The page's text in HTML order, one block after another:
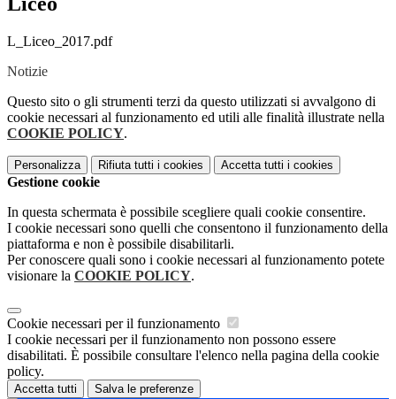
L_Liceo_2017.pdf
Notizie
Questo sito o gli strumenti terzi da questo utilizzati si avvalgono di
cookie necessari al funzionamento ed utili alle finalità illustrate nella
COOKIE POLICY.
Personalizza Rifiuta tutti i cookies Accetta tutti i cookies
Gestione cookie
In questa schermata è possibile scegliere quali cookie consentire.
I cookie necessari sono quelli che consentono il funzionamento della
piattaforma e non è possibile disabilitarli.
Per conoscere quali sono i cookie necessari al funzionamento potete
visionare la COOKIE POLICY.
Cookie necessari per il funzionamento
I cookie necessari per il funzionamento non possono essere
disabilitati. È possibile consultare l'elenco nella pagina della cookie
policy.
Accetta tutti Salva le preferenze